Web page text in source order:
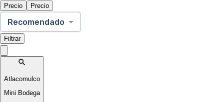
Precio Precio
Recomendado
Filtrar
Atlacomulco
Mini Bodega